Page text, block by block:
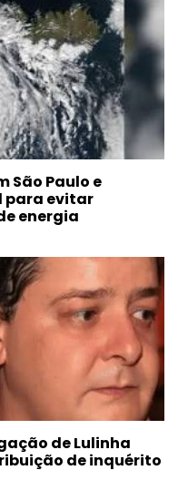
São Paulo e
para evitar
energia
de Lulinha
de inquérito